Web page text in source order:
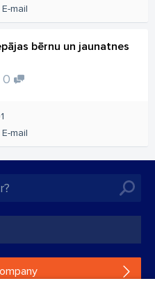
E-mail
bērnu un jaunatnes
0
E-mail